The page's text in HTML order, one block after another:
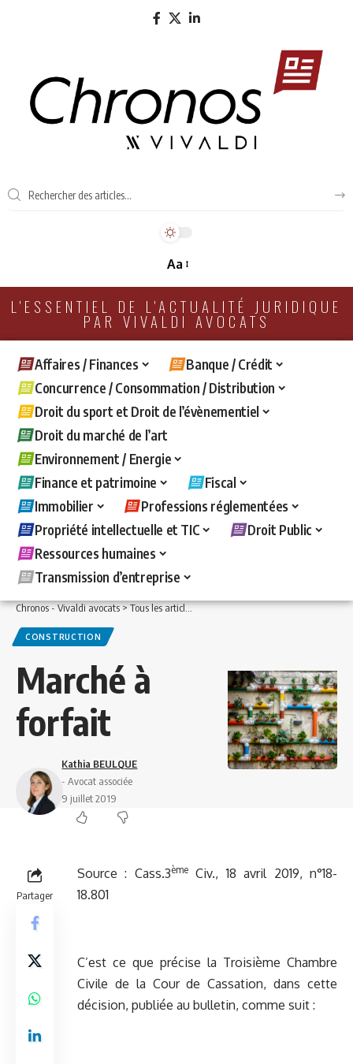
Aa
L'ESSENTIEL DE L'ACTUALITÉ JURIDIQUE
PAR VIVALDI AVOCATS
Affaires / Finances
Banque / Crédit
Concurrence / Consommation / Distribution
Droit du sport et Droit de l’évènementiel
Droit du marché de l’art
Environnement / Energie
Finance et patrimoine
Fiscal
Immobilier
Professions réglementées
Propriété intellectuelle et TIC
Droit Public
Ressources humaines
Transmission d’entreprise
Chronos - Vivaldi avocats>Tous les articles >Immobilier>Construction>
CONSTRUCTION
Marché à
forfait
Kathia BEULQUE
- Avocat associée
9 juillet 2019
Partager
Source : Cass.3èmeCiv., 18 avril 2019, n°18-
18.801
C’est ce que précise la Troisième Chambre
Civile de la Cour de Cassation, dans cette
décision, publiée au bulletin, comme suit :